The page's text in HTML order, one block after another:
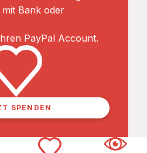
Bank oder
PayPal Account.
SPENDEN